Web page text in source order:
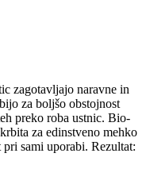
zagotavljajo naravne in
za boljšo obstojnost
preko roba ustnic. Bio-
za edinstveno mehko
sami uporabi. Rezultat: